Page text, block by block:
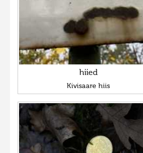
hiied
Kivisaare hiis